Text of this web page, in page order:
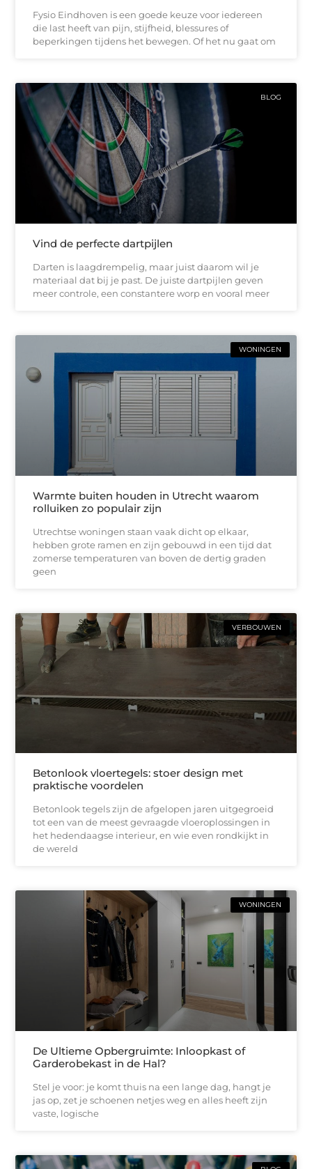
Fysio Eindhoven is een goede keuze voor iedereen
die last heeft van pijn, stijfheid, blessures of
beperkingen tijdens het bewegen. Of het nu gaat om
BLOG
Vind de perfecte dartpijlen
Darten is laagdrempelig, maar juist daarom wil je
materiaal dat bij je past. De juiste dartpijlen geven
meer controle, een constantere worp en vooral meer
WONINGEN
Warmte buiten houden in Utrecht waarom
rolluiken zo populair zijn
Utrechtse woningen staan vaak dicht op elkaar,
hebben grote ramen en zijn gebouwd in een tijd dat
zomerse temperaturen van boven de dertig graden
geen
VERBOUWEN
Betonlook vloertegels: stoer design met
praktische voordelen
Betonlook tegels zijn de afgelopen jaren uitgegroeid
tot een van de meest gevraagde vloeroplossingen in
het hedendaagse interieur, en wie even rondkijkt in
de wereld
WONINGEN
De Ultieme Opbergruimte: Inloopkast of
Garderobekast in de Hal?
Stel je voor: je komt thuis na een lange dag, hangt je
jas op, zet je schoenen netjes weg en alles heeft zijn
vaste, logische